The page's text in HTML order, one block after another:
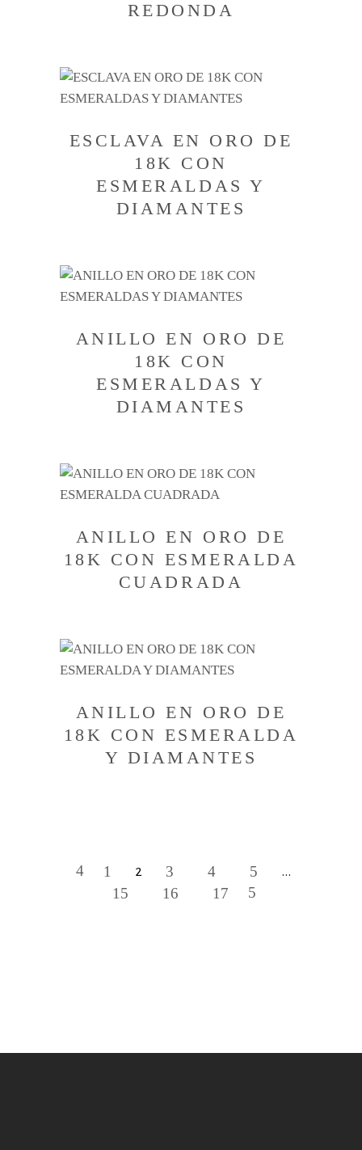
REDONDA
ESCLAVA EN ORO DE
18K CON
ESMERALDAS Y
DIAMANTES
ANILLO EN ORO DE
18K CON
ESMERALDAS Y
DIAMANTES
ANILLO EN ORO DE
18K CON ESMERALDA
CUADRADA
ANILLO EN ORO DE
18K CON ESMERALDA
Y DIAMANTES
1 2 3 4 5 …
15 16 17